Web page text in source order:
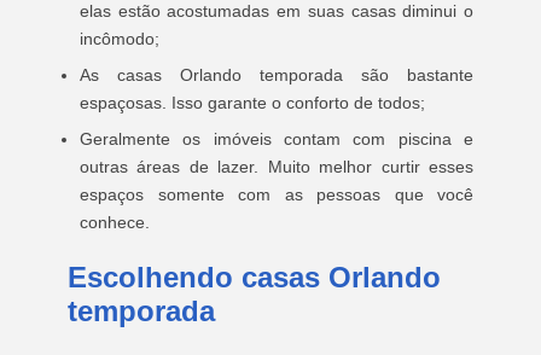
elas estão acostumadas em suas casas diminui o
incômodo;
As casas Orlando temporada são bastante
espaçosas. Isso garante o conforto de todos;
Geralmente os imóveis contam com piscina e
outras áreas de lazer. Muito melhor curtir esses
espaços somente com as pessoas que você
conhece.
Escolhendo casas Orlando
temporada